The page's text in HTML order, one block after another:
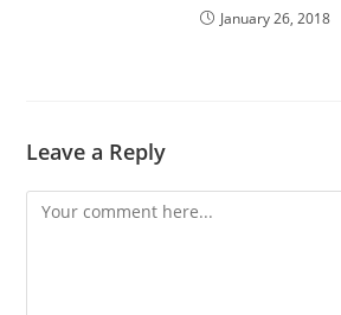
January 26, 2018
Leave a Reply
Comment